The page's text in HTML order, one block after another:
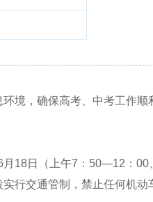
境，确保高考、中考工作顺
18日（上午7 ： 50—12 ： 00
实行交通管制，禁止任何机动